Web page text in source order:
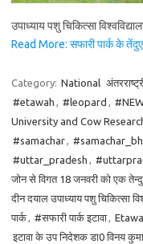
उपाध्याय पशु चिकित्सा
Read More: सफारी पार्क के
Category: National
#etawah , #leopard ,
University and Cow
#samachar,
#uttar_pradesh ,
जोन से विगत 18 जनवरी को एक
दीन दयाल उपाध्याय पशु चिकित्सा
पार्क, #सफारी पार्क इटावा,
इटावा के उप निदेशक डा0 विनय